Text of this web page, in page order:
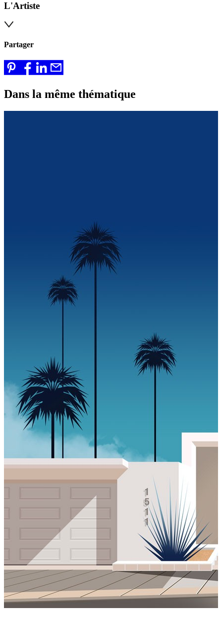
L'Artiste
Partager
Dans la même thématique